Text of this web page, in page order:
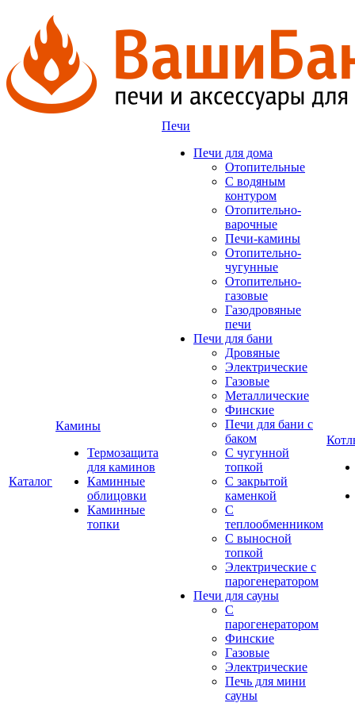
Каталог
Камины
Термозащита
для каминов
Каминные
облицовки
Каминные
топки
Печи
Печи для дома
Отопительные
C водяным
контуром
Отопительно-
варочные
Печи-камины
Отопительно-
чугунные
Отопительно-
газовые
Газодровяные
печи
Печи для бани
Дровяные
Электрические
Газовые
Металлические
Финские
Печи для бани с
баком
С чугунной
топкой
С закрытой
каменкой
С
теплообменником
С выносной
топкой
Электрические с
парогенератором
Печи для сауны
С
парогенератором
Финские
Газовые
Электрические
Печь для мини
сауны